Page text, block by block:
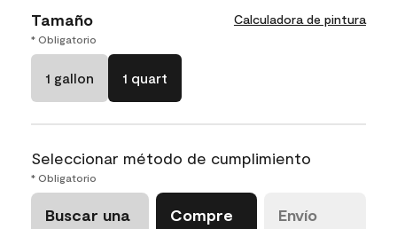
Tamaño Calculadora de pintura
* Obligatorio
1 gallon 1 quart
Seleccionar método de cumplimiento
* Obligatorio
Buscar una
Compre
Envío